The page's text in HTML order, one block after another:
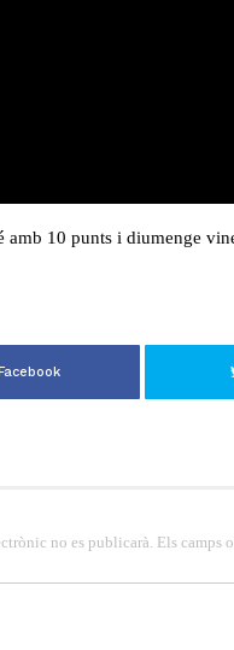
amb 10 punts i diumenge
no es publicarà. Els camps